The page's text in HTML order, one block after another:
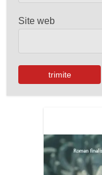
Site web